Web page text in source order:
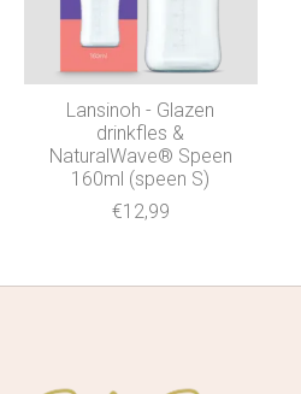
Lansinoh - Glazen
drinkfles &
NaturalWave® Speen
160ml (speen S)
€12,99